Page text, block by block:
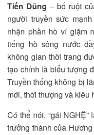
Tiến Dũng – bố ruột
người truyền sức
nhận phần hò ví giặm
tiếng hò sông nước
không gian thời trang
tạo chính là biểu tượng
Truyền thống không bị
mới, thời thượng và kiêu
Có thể nói, “gái
trưởng thành của